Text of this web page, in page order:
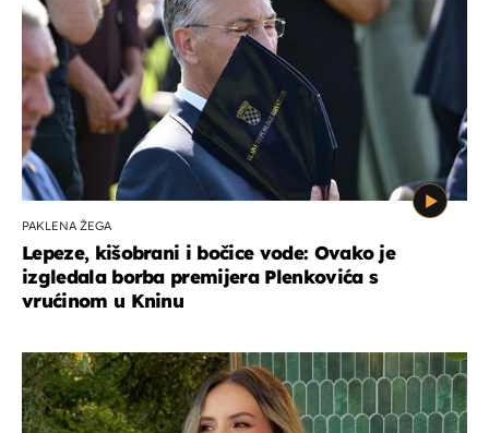
PAKLENA ŽEGA
Lepeze, kišobrani i bočice vode: Ovako je
izgledala borba premijera Plenkovića s
vrućinom u Kninu